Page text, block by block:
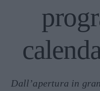
Dall’apertura in